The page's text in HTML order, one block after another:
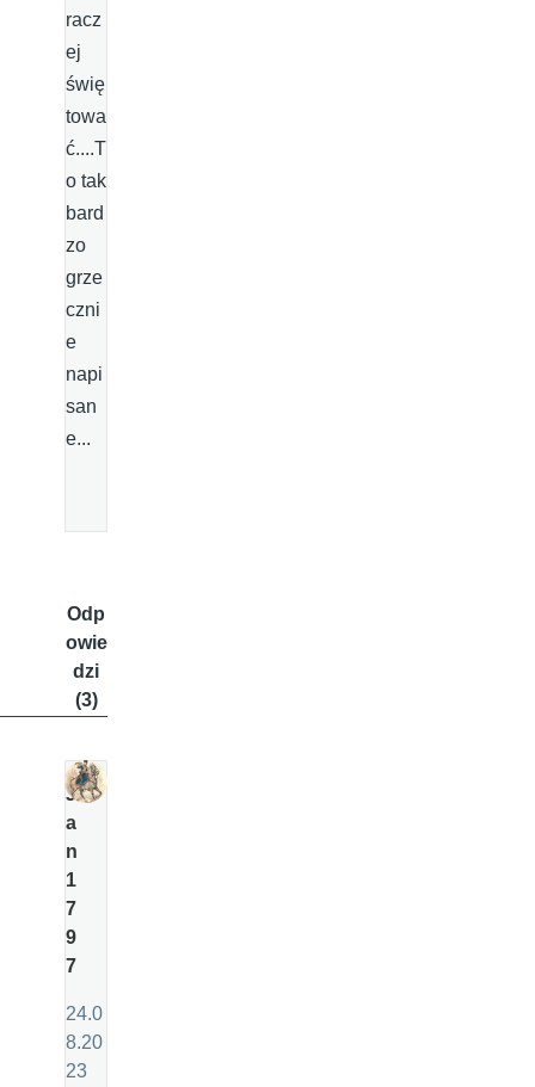
racz
ej
świę
towa
ć....T
o tak
bard
zo
grze
czni
e
napi
san
e...
Odp
owie
dzi
(3)
J
a
n
1
7
9
7
24.0
8.20
23